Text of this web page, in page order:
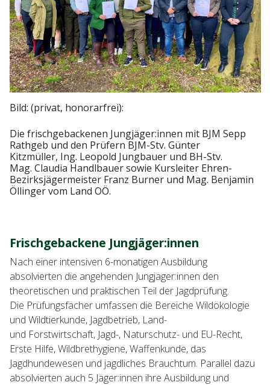
Bild: (privat, honorarfrei):
Die frischgebackenen Jungjäger:innen mit BJM Sepp
Rathgeb und den Prüfern BJM-Stv. Günter
Kitzmüller, Ing. Leopold Jungbauer und BH-Stv.
Mag. Claudia Handlbauer sowie Kursleiter Ehren-
Bezirksjägermeister Franz Burner und Mag. Benjamin
Öllinger vom Land OÖ.
Frischgebackene Jungjäger:innen
Nach einer intensiven 6-monatigen Ausbildung
absolvierten die angehenden Jungjäger:innen den
theoretischen und praktischen Teil der Jagdprüfung.
Die Prüfungsfächer umfassen die Bereiche Wildökologie
und Wildtierkunde, Jagdbetrieb, Land-
und Forstwirtschaft, Jagd-, Naturschutz- und EU-Recht,
Erste Hilfe, Wildbrethygiene, Waffenkunde, das
Jagdhundewesen und jagdliches Brauchtum. Parallel dazu
absolvierten auch 5 Jäger:innen ihre Ausbildung und